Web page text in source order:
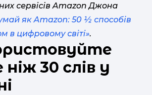
сервісів Amazon Джона
як Amazon: 50 ½ способів
в цифровому світі».
30 слів у